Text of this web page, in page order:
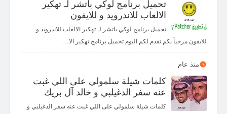
تحميل برنامج لوكي باتشر لـ تهكير
الالعاب للاندرويد و للايفون
تحميل برنامج لوكي باتشر لـ تهكير الالعاب للاندرويد و
للايفون مرحباً بكم نقدم لكم اليوم تحميل برنامج تهكير الا…
منذ عام
كلمات شيلة سلمولي على اللي غبت
عنه سفر الدغيلبي و خالد آل بريك
كلمات شيلة سلمولي على اللي غبت عنه سفر الدغيلبي و